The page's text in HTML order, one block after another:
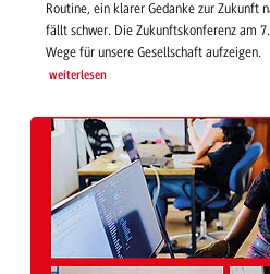
Routine, ein klarer Gedanke zur Zukunft
fällt schwer. Die Zukunftskonferenz am
Wege für unsere Gesellschaft aufzeigen.
weiterlesen